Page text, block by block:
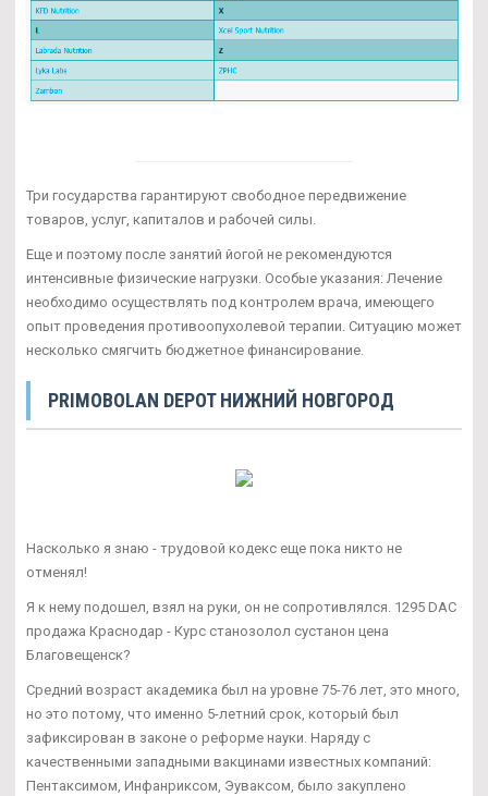
Три государства гарантируют свободное передвижение
товаров, услуг, капиталов и рабочей силы.
Еще и поэтому после занятий йогой не рекомендуются
интенсивные физические нагрузки. Особые указания: Лечение
необходимо осуществлять под контролем врача, имеющего
опыт проведения противоопухолевой терапии. Ситуацию может
несколько смягчить бюджетное финансирование.
PRIMOBOLAN DEPOT НИЖНИЙ НОВГОРОД
Насколько я знаю - трудовой кодекс еще пока никто не
отменял!
Я к нему подошел, взял на руки, он не сопротивлялся. 1295 DAC
продажа Краснодар - Курс станозолол сустанон цена
Благовещенск?
Средний возраст академика был на уровне 75-76 лет, это много,
но это потому, что именно 5-летний срок, который был
зафиксирован в законе о реформе науки. Наряду с
качественными западными вакцинами известных компаний:
Пентаксимом, Инфанриксом, Эуваксом, было закуплено